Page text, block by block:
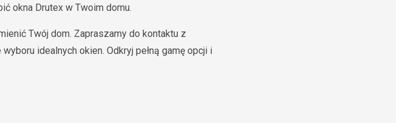
okna Drutex w Twoim domu.
Twój dom. Zapraszamy do kontaktu z
idealnych okien. Odkryj pełną gamę opcji i